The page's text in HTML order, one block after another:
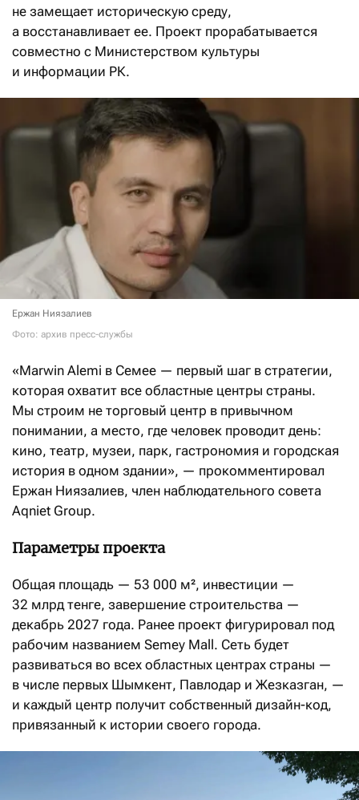
не замещает историческую среду,
а восстанавливает ее. Проект прорабатывается
совместно с Министерством культуры
и информации РК.
Ержан Ниязалиев
Фото: архив пресс-службы
«Marwin Alemi в Семее — первый шаг в стратегии,
которая охватит все областные центры страны.
Мы строим не торговый центр в привычном
понимании, а место, где человек проводит день:
кино, театр, музеи, парк, гастрономия и городская
история в одном здании», — прокомментировал
Ержан Ниязалиев, член наблюдательного совета
Aqniet Group.
Параметры проекта
Общая площадь — 53 000 м², инвестиции —
32 млрд тенге, завершение строительства —
декабрь 2027 года. Ранее проект фигурировал под
рабочим названием Semey Mall. Сеть будет
развиваться во всех областных центрах страны —
в числе первых Шымкент, Павлодар и Жезказган, —
и каждый центр получит собственный дизайн-код,
привязанный к истории своего города.